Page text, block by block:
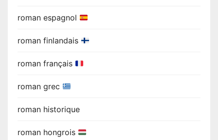
roman espagnol
roman finlandais
roman français
roman grec
roman historique
roman hongrois